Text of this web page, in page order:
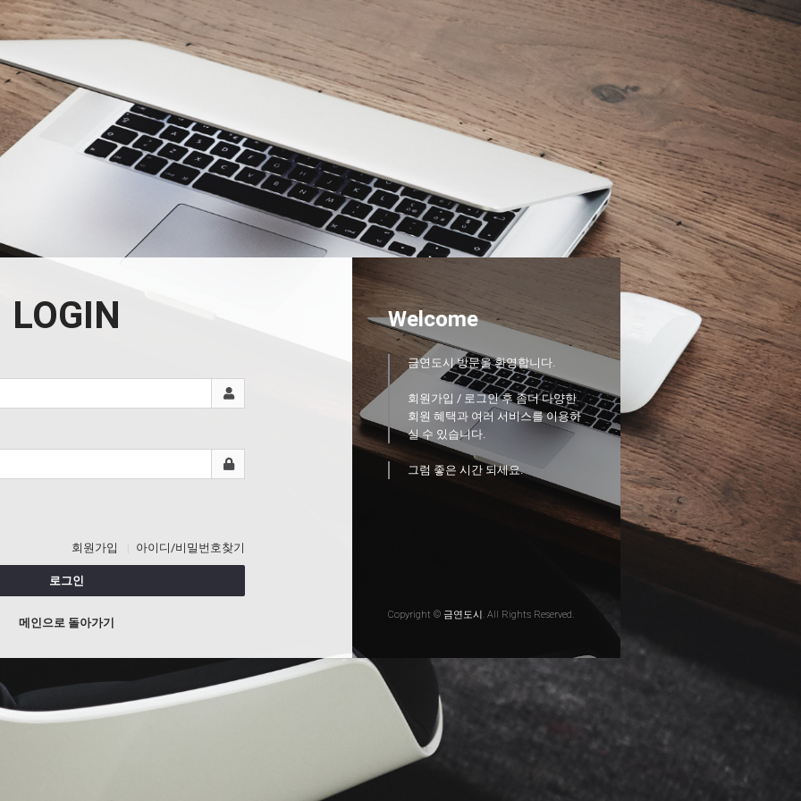
LOGIN
회원가입 아이디/비밀번호찾기
로그인
메인으로 돌아가기
Welcome
금연도시 방문을 환영합니다.
회원가입 / 로그인 후 좀더 다양한
회원 혜택과 여러 서비스를 이용하
실 수 있습니다.
그럼 좋은 시간 되세요.
Copyright © 금연도시. All Rights Reserved.